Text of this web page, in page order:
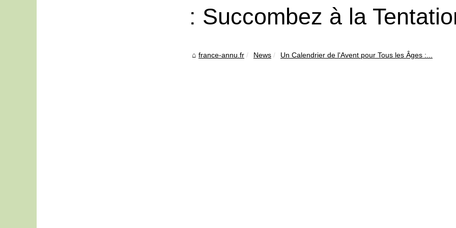
: Succombez à la
france-annu.fr News Un Calendrier de l'Avent pour Tous les Âges :...